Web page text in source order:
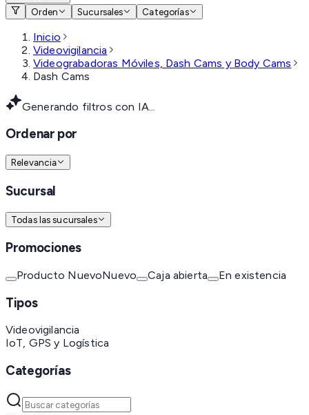
Orden
Sucursales Categorías
Inicio
Videovigilancia
Videograbadoras Móviles, Dash Cams y Body Cams
Dash Cams
Generando filtros con IA...
Ordenar por
Relevancia
Sucursal
Todas las sucursales
Promociones
Producto NuevoNuevo Caja abierta En existencia
Tipos
Videovigilancia
IoT, GPS y Logística
Categorías